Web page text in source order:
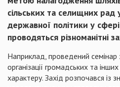
сільських та селищних рад
державної політики у сфері
проводяться різноманітні
Наприклад, проведений семінар
організації громадських та
характеру. Захід розпочався із